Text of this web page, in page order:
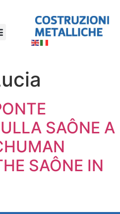
SAÔNE A
SAÔNE IN